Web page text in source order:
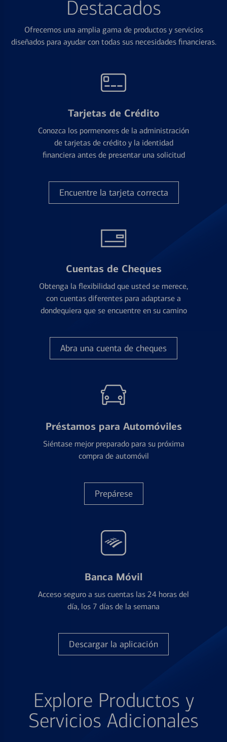
Destacados
Ofrecemos una amplia gama de productos y servicios
diseñados para ayudar con todas sus necesidades financieras.
Tarjetas de Crédito
Conozca los pormenores de la administración
de tarjetas de crédito y la identidad
financiera antes de presentar una solicitud
Encuentre la tarjeta correcta
Cuentas de Cheques
Obtenga la flexibilidad que usted se merece,
con cuentas diferentes para adaptarse a
dondequiera que se encuentre en su camino
Abra una cuenta de cheques
Préstamos para Automóviles
Siéntase mejor preparado para su próxima
compra de automóvil
Prepárese
Banca Móvil
Acceso seguro a sus cuentas las 24 horas del
día, los 7 días de la semana
Descargar la aplicación
Explore Productos y
Servicios Adicionales